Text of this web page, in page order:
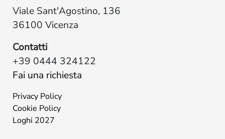
Viale Sant'Agostino, 136
36100 Vicenza
Contatti
+39 0444 324122
Fai una richiesta
Privacy Policy
Cookie Policy
Loghi 2027